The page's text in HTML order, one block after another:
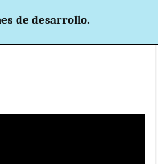
de desarrollo.